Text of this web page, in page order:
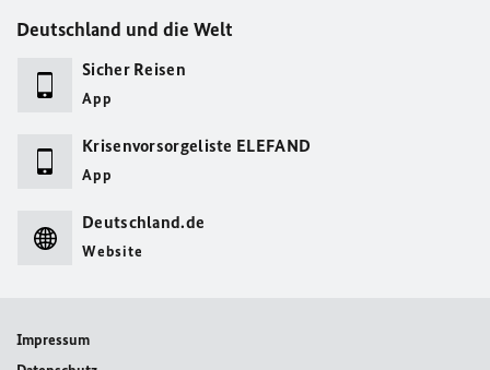
Deutschland und die Welt
Sicher Reisen
App
Krisenvorsorgeliste ELEFAND
App
Deutschland.de
Website
Impressum